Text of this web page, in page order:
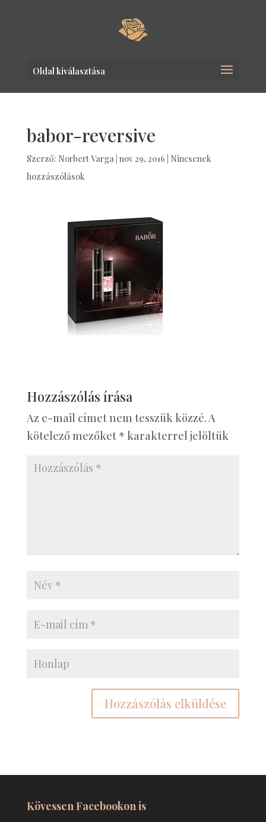
Oldal kiválasztása
babor-reversive
Szerző: Norbert Varga| nov 29, 2016 Nincsenek
hozzászólások
Hozzászólás írása
Az e-mail címet nem tesszük közzé.A
kötelező mezőket * karakterrel jelöltük
Kövessen Facebookon is